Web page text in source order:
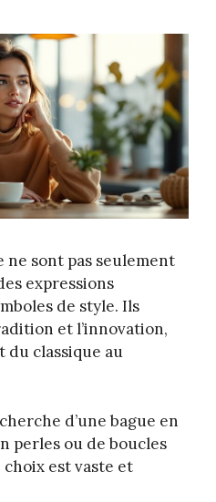
ne sont pas seulement
expressions
de style. Ils
et l’innovation,
du classique au
d’une bague en
perles ou de boucles
choix est vaste et